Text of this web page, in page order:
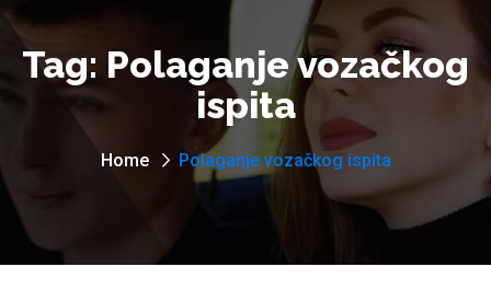
Tag: Polaganje vozačkog
ispita
Home Polaganje vozačkog ispita